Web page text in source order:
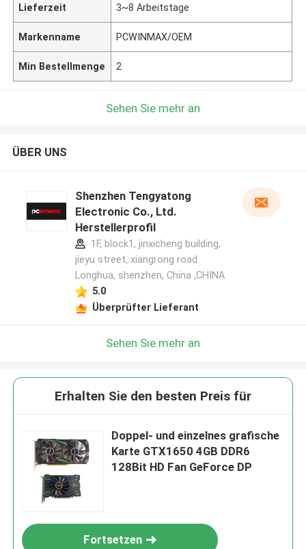
Lieferzeit 3~8 Arbeitstage
Markenname PCWINMAX/OEM
Min Bestellmenge 2
Sehen Sie mehr an
ÜBER UNS
Shenzhen Tengyatong
Electronic Co., Ltd.
Herstellerprofil
1F, block1, jinxicheng building,
jieyu street, xiangrong road
Longhua, shenzhen, China ,CHINA
5.0
Überprüfter Lieferant
Sehen Sie mehr an
Erhalten Sie den besten Preis für
Doppel- und einzelnes grafische
Karte GTX1650 4GB DDR6
128Bit HD Fan GeForce DP
Fortsetzen